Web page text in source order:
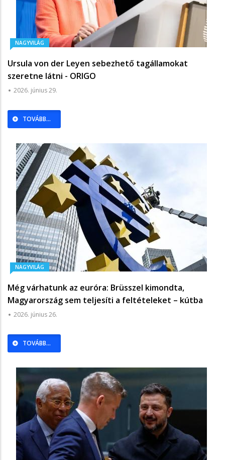
NAGYVILÁG
Ursula von der Leyen sebezhető tagállamokat
szeretne látni - ORIGO
2026. június 29.
TOVÁBB...
NAGYVILÁG
Még várhatunk az euróra: Brüsszel kimondta,
Magyarország sem teljesíti a feltételeket – kútba
eshet a Tisza-kormány terve - Világgazdaság
2026. június 26.
TOVÁBB...